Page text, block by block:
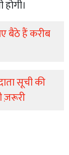
बैठे हैं करीब
सूची की
ज़रूरी